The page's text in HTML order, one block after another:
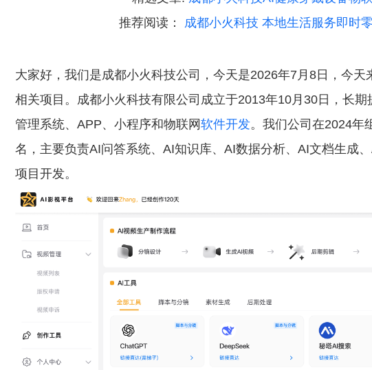
推荐阅读： 成都小火科技 本地生活服务即时
大家好，我们是成都小火科技公司，今天是2026年7月8日，今
相关项目。成都小火科技有限公司成立于2013年10月30日，长期
管理系统、APP、小程序和物联网 软件开发。我们公司在2024年
名，主要负责AI问答系统、AI知识库、AI数据分析、AI文档生成
项目开发。